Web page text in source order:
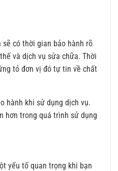
có thời gian bảo hành rõ
và dịch vụ sửa chữa. Thời
tỏ đơn vị đó tự tin về chất
hành khi sử dụng dịch vụ.
hơn trong quá trình sử dụng
yếu tố quan trọng khi bạn